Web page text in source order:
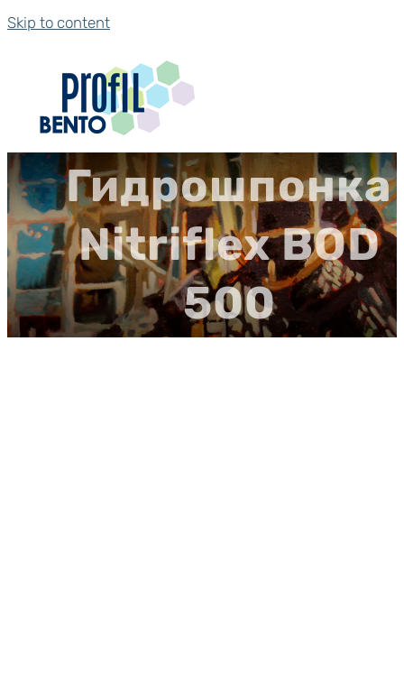
Skip to content
Гидрошпонка
Nitriflex BOD
500